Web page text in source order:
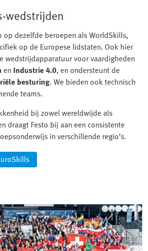
wedstrijden
op dezelfde beroepen als WorldSkills,
op de Europese lidstaten. Ook hier
wedstrijdapparatuur voor vaardigheden
en Industrie 4.0, en ondersteunt de
besturing. We bieden ook technisch
teams.
bij zowel wereldwijde als
draagt Festo bij aan een consistente
in verschillende regio’s.